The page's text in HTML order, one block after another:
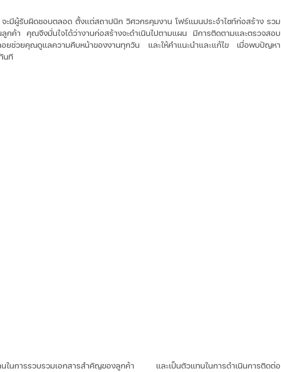
ะมีผู้รับผิดชอบตลอด ตั้งแต่สถาปนิก วิศวกรคุมงาน โฟร์แมนประจำไซท์ก่อสร้าง รวม
ลูกค้า คุณจึงมั่นใจได้ว่างานก่อสร้างจะดำเนินไปตามแผน มีการติดตามและตรวจสอบ
ยช่วยคุณดูแลความคืบหน้าของงานทุกวัน และให้คำแนะนำและแก้ไข เมื่อพบปัญหา
นที
านในการรวบรวมเอกสารสำคัญของลูกค้า   และเป็นตัวแทนในการดำเนินการติดต่อ